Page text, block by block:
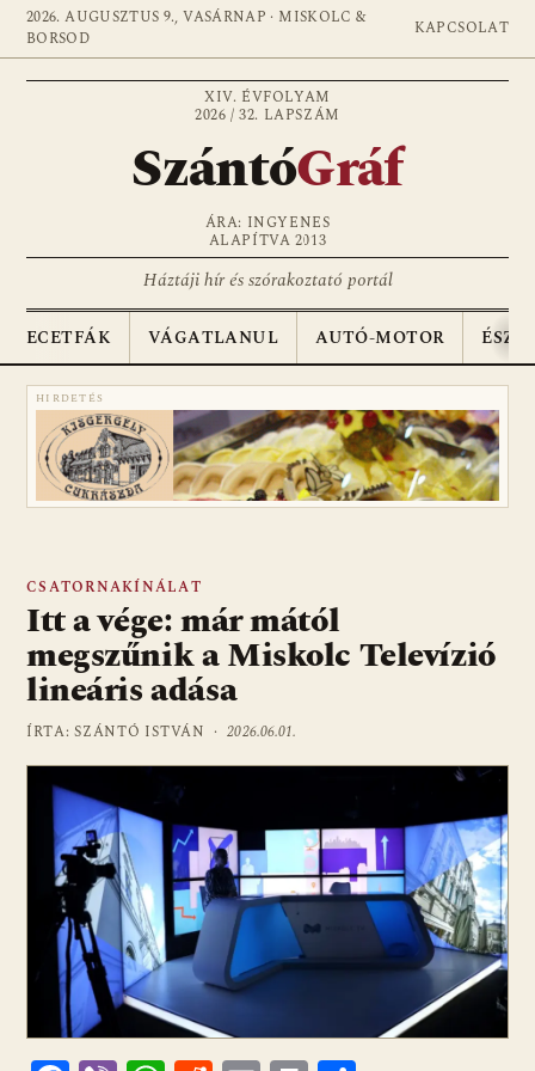
2026. AUGUSZTUS 9., VASÁRNAP · MISKOLC &
BORSOD
KAPCSOLAT
XIV. ÉVFOLYAM
2026 / 32. LAPSZÁM
SzántóGráf
ÁRA: INGYENES
ALAPÍTVA 2013
Háztáji hír és szórakoztató portál
ECETFÁK VÁGATLANUL AUTÓ-MOTOR
HIRDETÉS
CSATORNAKÍNÁLAT
Itt a vége: már mától
megszűnik a Miskolc Televízió
lineáris adása
ÍRTA: SZÁNTÓ ISTVÁN ·2026.06.01.